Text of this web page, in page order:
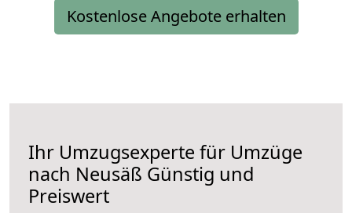
Kostenlose Angebote erhalten
Ihr Umzugsexperte für Umzüge
nach Neusäß Günstig und
Preiswert